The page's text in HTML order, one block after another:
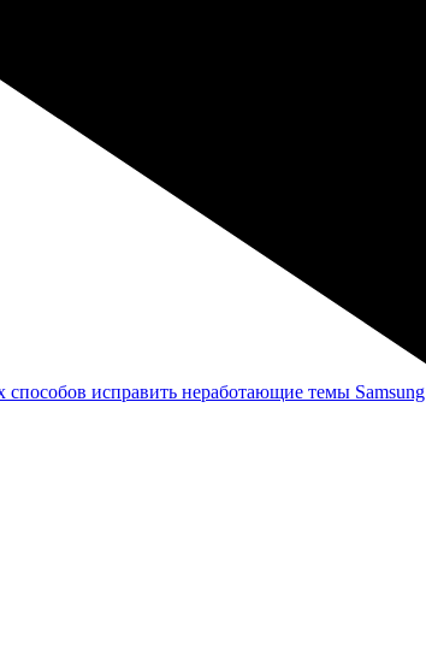
способов исправить неработающие темы Samsung